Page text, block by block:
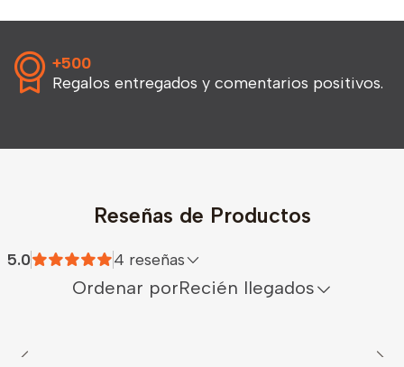
+500
Regalos entregados y comentarios positivos.
Reseñas de Productos
5.0 4 reseñas
Ordenar porRecién llegados